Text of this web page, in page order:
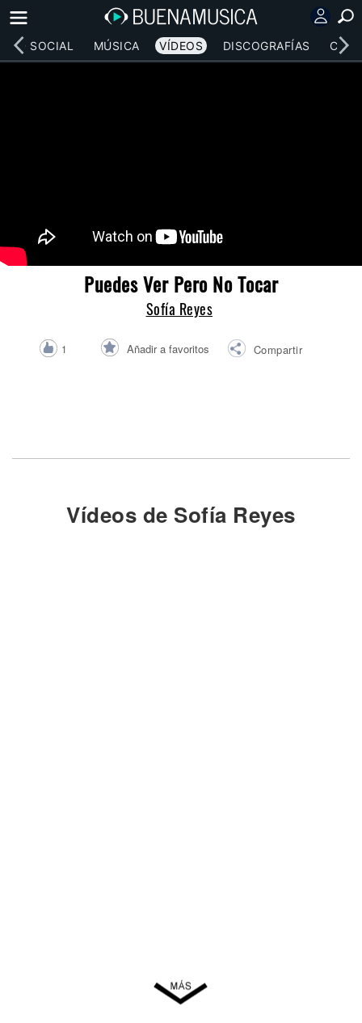
RED SOCIAL MÚSICA VÍDEOS DISCOGRAFÍAS
Puedes Ver Pero No Tocar
Sofía Reyes
1 Añadir a favoritos Compartir
Vídeos de Sofía Reyes